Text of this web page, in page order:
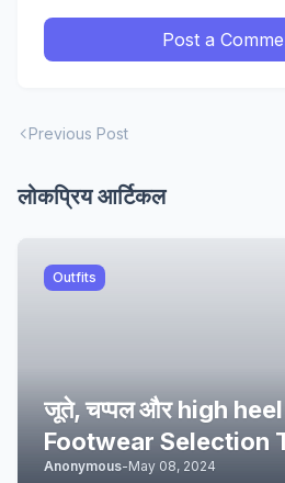
Post a
Previous Post
लोकप्रिय आर्टिकल
Outfits
जूते, चप्पल और high
Footwear Selection
Anonymous-May 08, 2024